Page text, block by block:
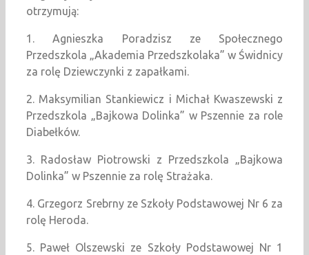
otrzymują:
1. Agnieszka Poradzisz ze Społecznego
Przedszkola „Akademia Przedszkolaka” w Świdnicy
za rolę Dziewczynki z zapałkami.
2. Maksymilian Stankiewicz i Michał Kwaszewski z
Przedszkola „Bajkowa Dolinka” w Pszennie za role
Diabełków.
3. Radosław Piotrowski z Przedszkola „Bajkowa
Dolinka” w Pszennie za rolę Strażaka.
4. Grzegorz Srebrny ze Szkoły Podstawowej Nr 6 za
rolę Heroda.
5. Paweł Olszewski ze Szkoły Podstawowej Nr 1